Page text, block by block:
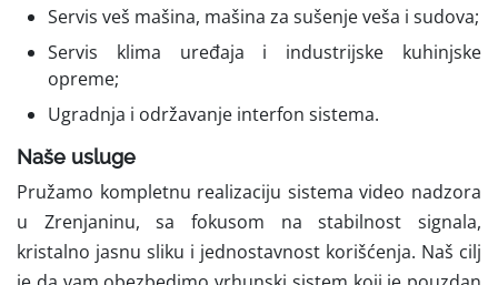
Servis veš mašina, mašina za sušenje veša i sudova;
Servis klima uređaja i industrijske kuhinjske
opreme;
Ugradnja i održavanje interfon sistema.
Naše usluge
Pružamo kompletnu realizaciju sistema video nadzora
u Zrenjaninu, sa fokusom na stabilnost signala,
kristalno jasnu sliku i jednostavnost korišćenja. Naš cilj